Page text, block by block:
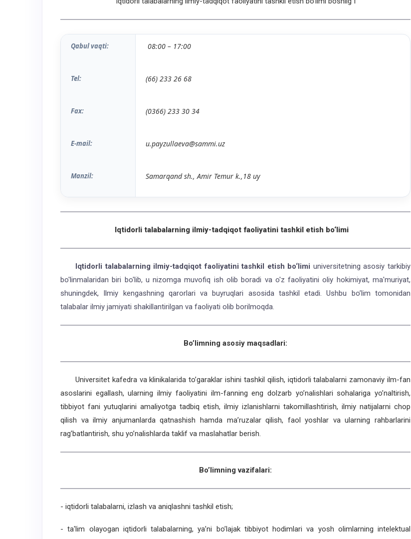
Qabul vaqti: 08:00 – 17:00
Tel: (66) 233 26 68
Fax: (0366) 233 30 34
E-mail: u.payzullaeva@sammi.uz
Manzil: Samarqand sh., Amir Temur k.,18 uy
Iqtidorli talabalarning ilmiy-tadqiqot faoliyatini tashkil etish bo‘limi
Iqtidorli talabalarning ilmiy-tadqiqot faoliyatini tashkil etish bo‘limi universitetning asosiy tarkibiy
bo'linmalaridan biri bo'lib, u nizomga muvofiq ish olib boradi va o'z faoliyatini oliy hokimiyat, ma'muriyat,
shuningdek, Ilmiy kengashning qarorlari va buyruqlari asosida tashkil etadi. Ushbu bo’lim tomonidan
talabalar ilmiy jamiyati shakillantirilgan va faoliyati olib borilmoqda.
Bo’limning asosiy maqsadlari:
Universitet kafedra va klinikalarida to’garaklar ishini tashkil qilish, iqtidorli talabalarni zamonaviy ilm-fan
asoslarini egallash, ularning ilmiy faoliyatini ilm-fanning eng dolzarb yo’nalishlari sohalariga yo’naltirish,
tibbiyot fani yutuqlarini amaliyotga tadbiq etish, ilmiy izlanishlarni takomillashtirish, ilmiy natijalarni chop
qilish va ilmiy anjumanlarda qatnashish hamda ma’ruzalar qilish, faol yoshlar va ularning rahbarlarini
rag’batlantirish, shu yo’nalishlarda taklif va maslahatlar berish.
Bo’limning vazifalari:
- iqtidorli talabalarni, izlash va aniqlashni tashkil etish;
- ta'lim olayogan iqtidorli talabalarning, ya’ni bo’lajak tibbiyot hodimlari va yosh olimlarning intelektual